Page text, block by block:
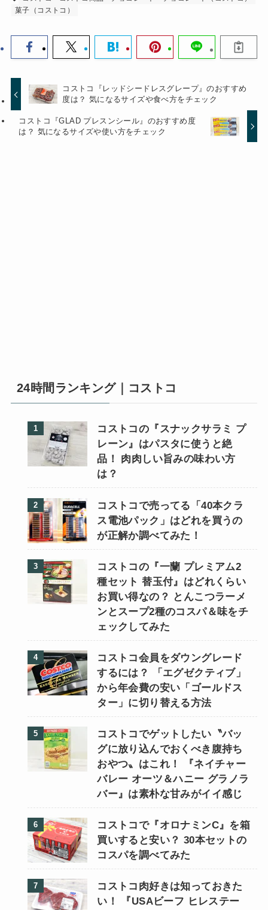
菓子（コストコ）
コストコ『レッドシードレスグレープ』のおすすめ
度は？ 気になるサイズや食べ方をチェック
コストコ『GLAD プレスンシール』のおすすめ度
は？ 気になるサイズや使い方をチェック
24時間ランキング｜コストコ
コストコの『スナックサラミ プ
レーン』はパスタに使うと絶
品！ 肉肉しい旨みの味わい方
は？
コストコで売ってる「40本クラ
ス電池パック」はどれを買うの
が正解か調べてみた！
コストコの『一蘭 プレミアム2
種セット 替玉付』はどれくらい
お買い得なの？ とんこつラーメ
ンとスープ2種のコスパ＆味をチ
ェックしてみた
コストコ会員をダウングレード
するには？ 「エグゼクティブ」
から年会費の安い「ゴールドス
ター」に切り替える方法
コストコでゲットしたい〝バッ
グに放り込んでおくべき腹持ち
おやつ〟はこれ！ 『ネイチャー
バレー オーツ＆ハニー グラノラ
バー』は素朴な甘みがイイ感じ
コストコで『オロナミンC』を箱
買いすると安い？ 30本セットの
コスパを調べてみた
コストコ肉好きは知っておきた
い！ 『USAビーフ ヒレステー